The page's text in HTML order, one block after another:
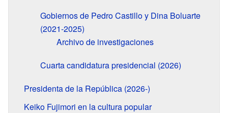
Gobiernos de Pedro Castillo y Dina Boluarte
(2021-2025)
Archivo de investigaciones
Cuarta candidatura presidencial (2026)
Presidenta de la República (2026-)
Keiko Fujimori en la cultura popular